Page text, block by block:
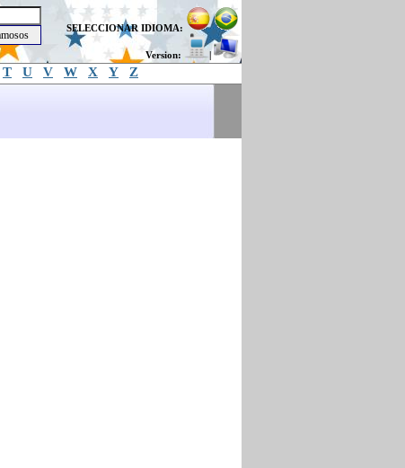
SELECCIONAR IDIOMA:
Version: |
T U V W X Y Z